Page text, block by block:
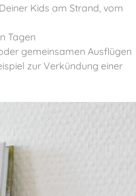
Kids am Strand, vom
Tagen
gemeinsamen Ausflügen
zur Verkündung einer